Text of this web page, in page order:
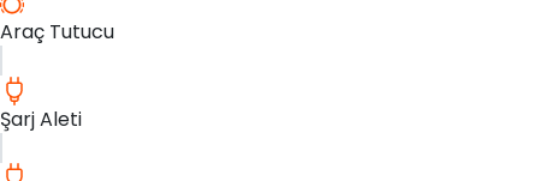
Araç Tutucu
Şarj Aleti